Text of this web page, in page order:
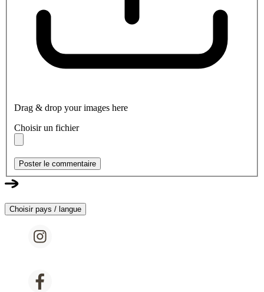
Drag & drop your images here
Choisir un fichier
Poster le commentaire
Choisir pays / langue